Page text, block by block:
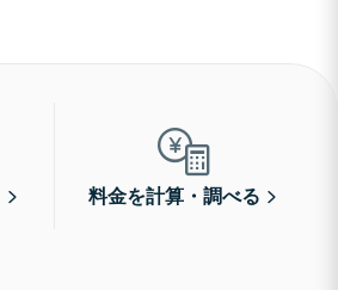
料金を計算・調べる